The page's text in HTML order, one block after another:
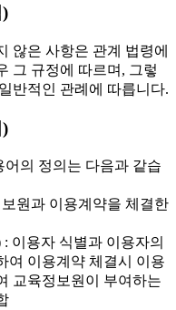
않은 사항은 관계 법령에
그 규정에 따르며, 그렇
반적인 관례에 따릅니다.
의 정의는 다음과 같습
원과 이용계약을 체결한
이용자 식별과 이용자의
여 이용계약 체결시 이용
교육정보원이 부여하는